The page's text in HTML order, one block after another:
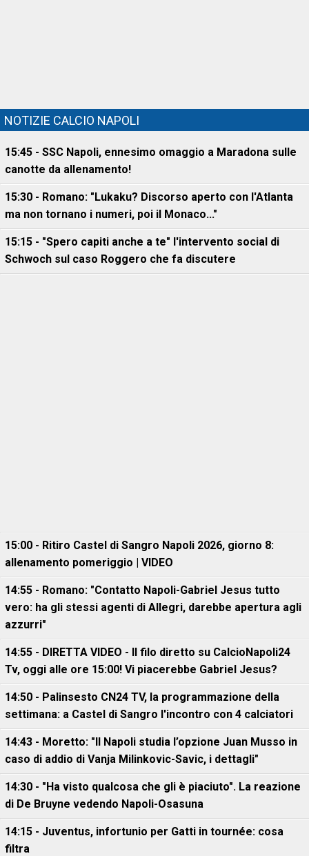
NOTIZIE CALCIO NAPOLI
15:45 - SSC Napoli, ennesimo omaggio a Maradona sulle
canotte da allenamento!
15:30 - Romano: "Lukaku? Discorso aperto con l'Atlanta
ma non tornano i numeri, poi il Monaco..."
15:15 - "Spero capiti anche a te" l'intervento social di
Schwoch sul caso Roggero che fa discutere
15:00 - Ritiro Castel di Sangro Napoli 2026, giorno 8:
allenamento pomeriggio | VIDEO
14:55 - Romano: "Contatto Napoli-Gabriel Jesus tutto
vero: ha gli stessi agenti di Allegri, darebbe apertura agli
azzurri"
14:55 - DIRETTA VIDEO - Il filo diretto su CalcioNapoli24
Tv, oggi alle ore 15:00! Vi piacerebbe Gabriel Jesus?
14:50 - Palinsesto CN24 TV, la programmazione della
settimana: a Castel di Sangro l'incontro con 4 calciatori
14:43 - Moretto: "Il Napoli studia l’opzione Juan Musso in
caso di addio di Vanja Milinkovic-Savic, i dettagli"
14:30 - "Ha visto qualcosa che gli è piaciuto". La reazione
di De Bruyne vedendo Napoli-Osasuna
14:15 - Juventus, infortunio per Gatti in tournée: cosa
filtra